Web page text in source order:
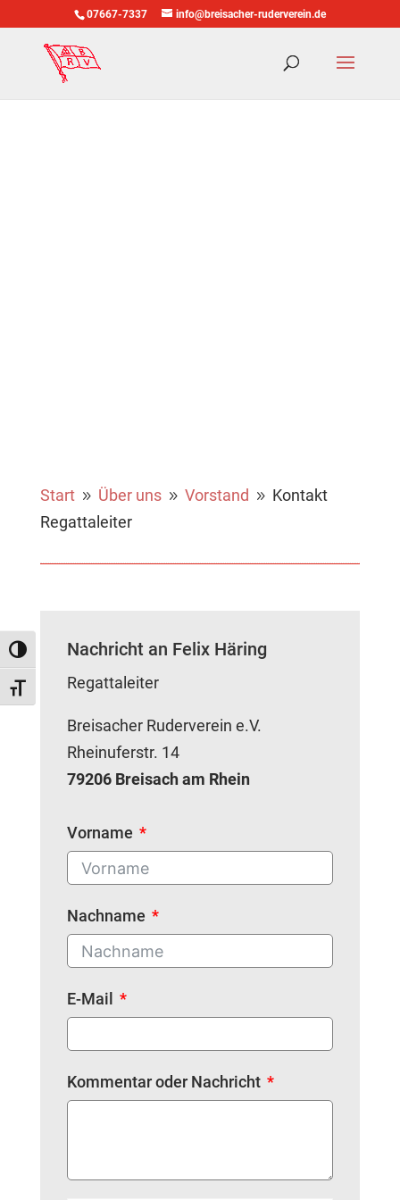
Umschalten auf hohe Kontraste
Schrift vergrößern
07667-7337 info@breisacher-ruderverein.de
Start 9 Über uns 9 Vorstand 9 Kontakt
Regattaleiter
Nachricht an Felix Häring
Regattaleiter
Breisacher Ruderverein e.V.
Rheinuferstr. 14
79206 Breisach am Rhein
Vorname
Nachname
E-Mail
Kommentar oder Nachricht